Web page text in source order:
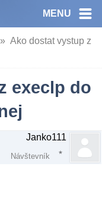
MENU
Ako dostat vystup z
execlp do
Janko111
Návštevník